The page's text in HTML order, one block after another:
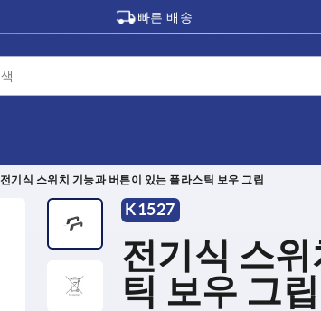
빠른 배송
전기식 스위치 기능과 버튼이 있는 플라스틱 보우 그립
K1527
전기식 스
틱 보우 그립